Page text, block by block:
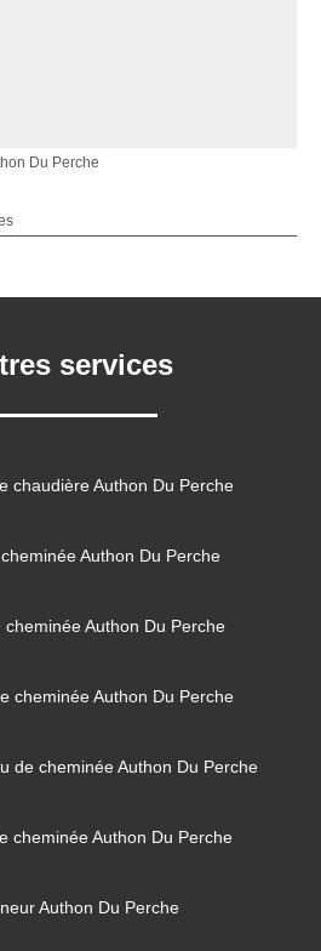
Du Perche
services
chaudière Authon Du Perche
Authon Du Perche
cheminée Authon Du Perche
cheminée Authon Du Perche
de cheminée Authon Du Perche
cheminée Authon Du Perche
Authon Du Perche